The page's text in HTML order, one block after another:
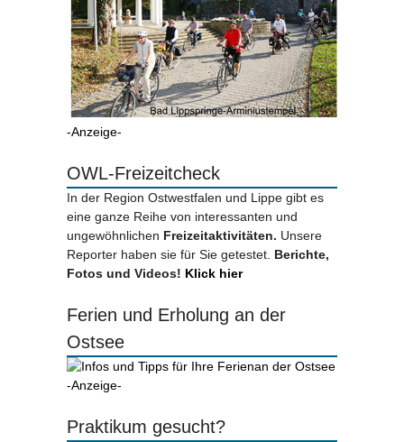
-Anzeige-
OWL-Freizeitcheck
In der Region Ostwestfalen und Lippe gibt es
eine ganze Reihe von interessanten und
ungewöhnlichen Freizeitaktivitäten. Unsere
Reporter haben sie für Sie getestet. Berichte,
Fotos und Videos! Klick hier
Ferien und Erholung an der
Ostsee
-Anzeige-
Praktikum gesucht?